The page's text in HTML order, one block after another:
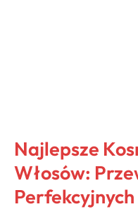
Najlepsze
Włosów: